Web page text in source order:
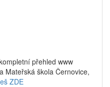
přehled www
Mateřská škola Černovice,
ZDE